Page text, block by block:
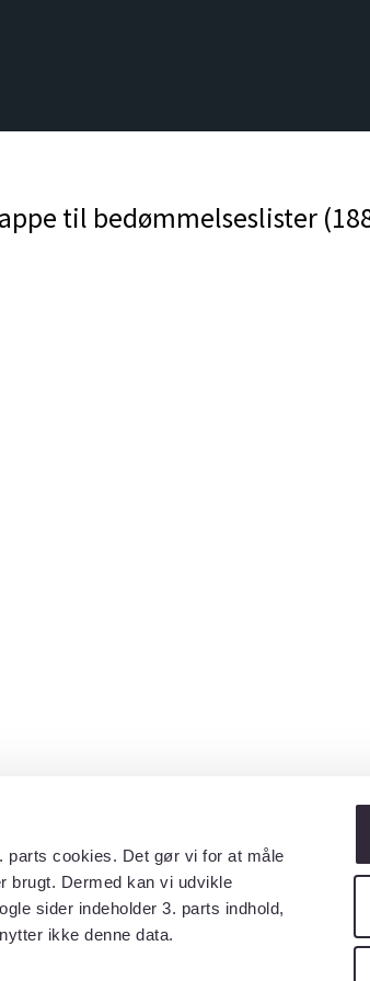
cookies. Det gør vi for at måle
brugt. Dermed kan vi udvikle
sider indeholder 3. parts indhold,
ikke denne data.
til bedømmelseslister